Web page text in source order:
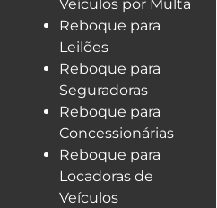
Veículos por Multa
Reboque para
Leilões
Reboque para
Seguradoras
Reboque para
Concessionárias
Reboque para
Locadoras de
Veículos